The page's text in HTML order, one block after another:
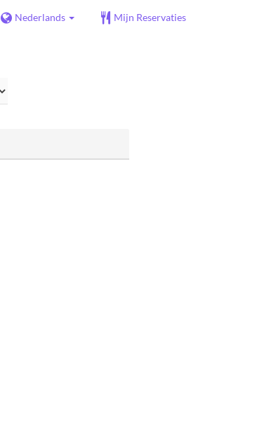
Nederlands Mijn Reservaties